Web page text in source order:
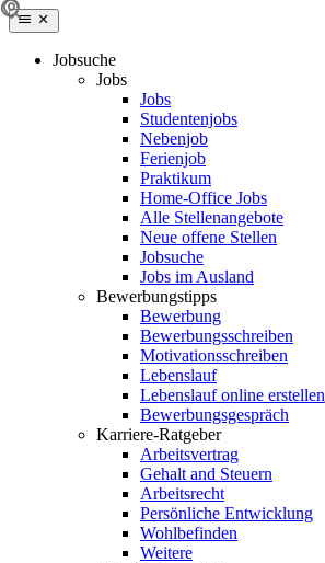
Jobsuche
Jobs
Jobs
Studentenjobs
Nebenjob
Ferienjob
Praktikum
Home-Office Jobs
Alle Stellenangebote
Neue offene Stellen
Jobsuche
Jobs im Ausland
Bewerbungstipps
Bewerbung
Bewerbungsschreiben
Motivationsschreiben
Lebenslauf
Lebenslauf online erstellen
Bewerbungsgespräch
Karriere-Ratgeber
Arbeitsvertrag
Gehalt and Steuern
Arbeitsrecht
Persönliche Entwicklung
Wohlbefinden
Weitere